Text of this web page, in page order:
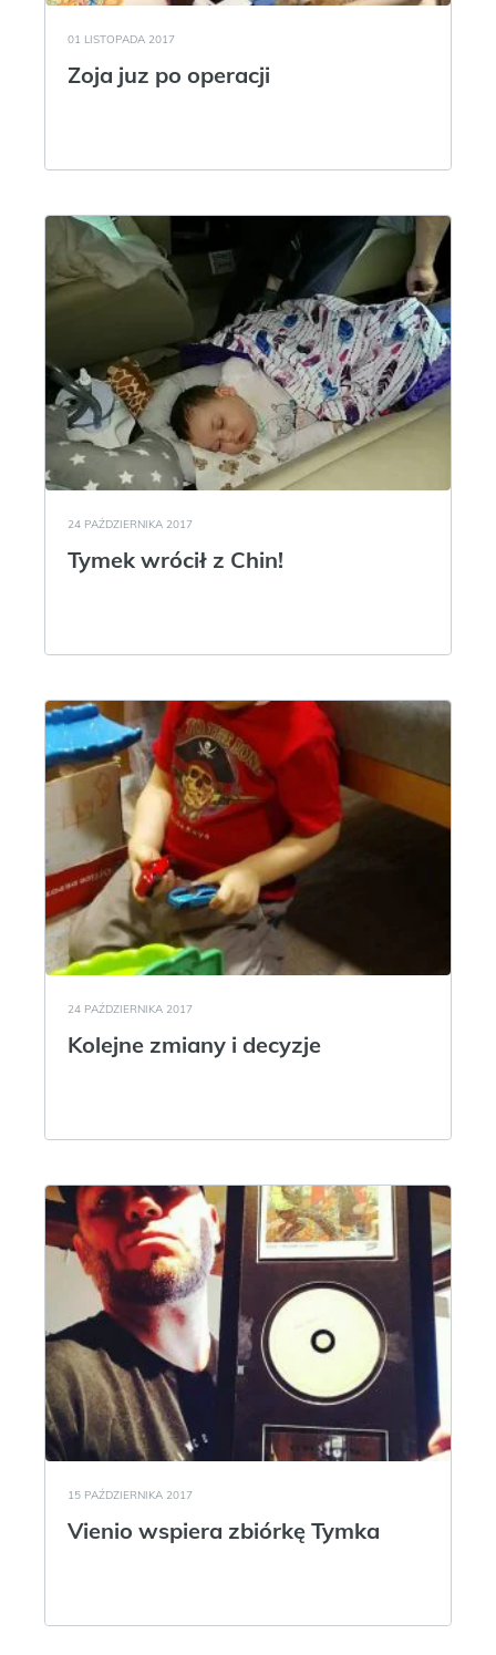
01 LISTOPADA 2017
Zoja juz po operacji
24 PAŹDZIERNIKA 2017
Tymek wrócił z Chin!
24 PAŹDZIERNIKA 2017
Kolejne zmiany i decyzje
15 PAŹDZIERNIKA 2017
Vienio wspiera zbiórkę Tymka